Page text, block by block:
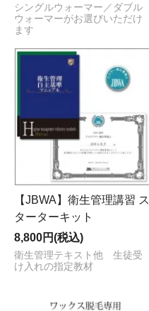
シングルウォーマー／ダブル
ウォーマーがお選びいただけ
ます
【JBWA】衛生管理講習 ス
ターターキット
8,800円(税込)
衛生管理テキスト他 生徒受
け入れの指定教材